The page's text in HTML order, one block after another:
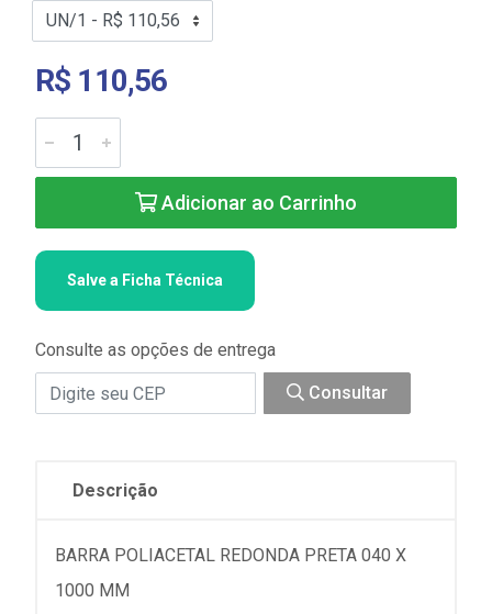
R$ 110,56
Adicionar ao Carrinho
Salve a Ficha Técnica
Consulte as opções de entrega
Consultar
Descrição
BARRA POLIACETAL REDONDA PRETA 040 X
1000 MM